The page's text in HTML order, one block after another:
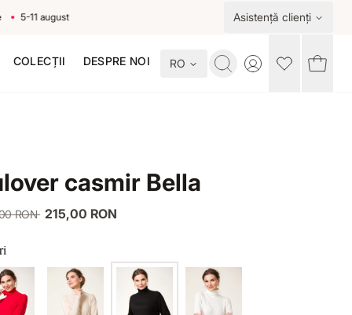
5-11 august Asistență clienți
COLECȚII DESPRE NOI RO Toggle account
casmir Bella
RON 215,00 RON